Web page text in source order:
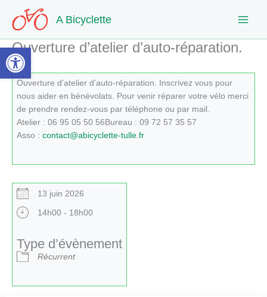
Ouvrir la barre d’outils
contenu
A Bicyclette
Ouverture d’atelier d’auto-réparation.
Ouverture d’atelier d’auto-réparation. Inscrivez vous pour
nous aider en bénévolats. Pour venir réparer votre vélo merci
de prendre rendez-vous par téléphone ou par mail.
Atelier : 06 95 05 50 56Bureau : 09 72 57 35 57
Asso : contact@abicyclette-tulle.fr
13 juin 2026
14h00 - 18h00
Type d’évènement
Récurrent